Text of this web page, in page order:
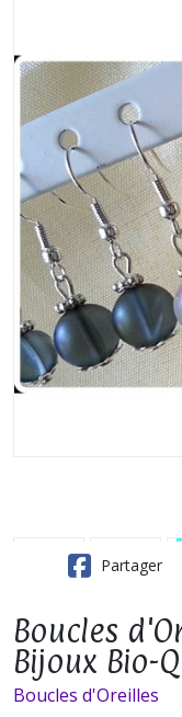
Partager
Boucles
Bijoux Bio-
Boucles d'Oreilles